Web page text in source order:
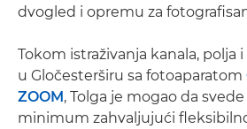
dvogled i opremu za
Tokom istraživanja kanala, polja
u Gločesterširu sa fotoaparatom
ZOOM, Tolga je mogao da
minimum zahvaljujući